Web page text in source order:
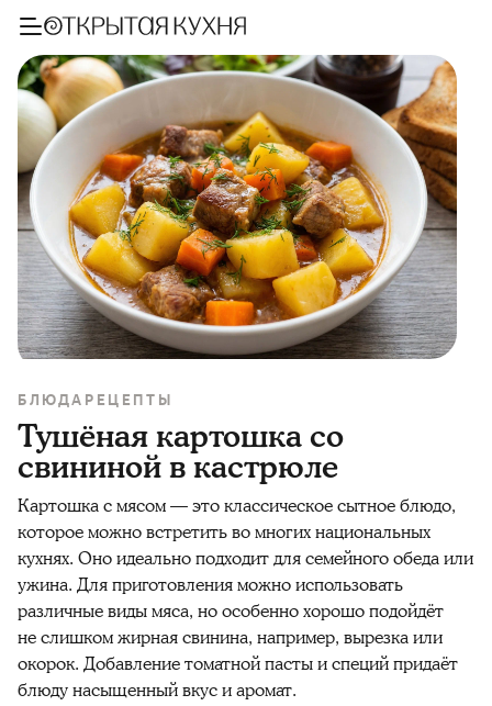
БЛЮДА РЕЦЕПТЫ
Тушёная картошка со
свининой в кастрюле
Картошка с мясом — это классическое сытное блюдо,
которое можно встретить во многих национальных
кухнях. Оно идеально подходит для семейного обеда или
ужина. Для приготовления можно использовать
различные виды мяса, но особенно хорошо подойдёт
не слишком жирная свинина, например, вырезка или
окорок. Добавление томатной пасты и специй придаёт
блюду насыщенный вкус и аромат.